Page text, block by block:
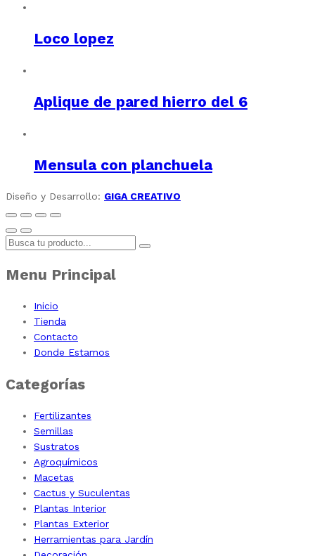
Loco lopez
Aplique de pared hierro del 6
Mensula con planchuela
Diseño y Desarrollo: GIGA CREATIVO
Menu Principal
Inicio
Tienda
Contacto
Donde Estamos
Categorías
Fertilizantes
Semillas
Sustratos
Agroquímicos
Macetas
Cactus y Suculentas
Plantas Interior
Plantas Exterior
Herramientas para Jardín